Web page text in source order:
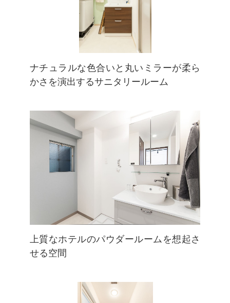
ナチュラルな色合いと丸いミラーが柔ら
かさを演出するサニタリールーム
上質なホテルのパウダールームを想起さ
せる空間